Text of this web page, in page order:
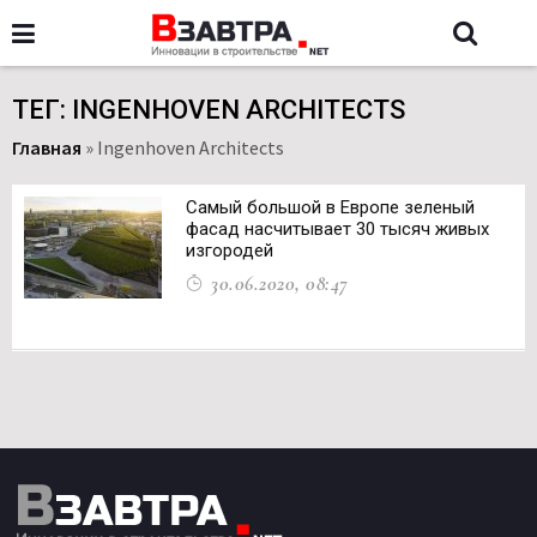
ТЕГ: INGENHOVEN ARCHITECTS
Главная » Ingenhoven Architects
Самый большой в Европе зеленый
фасад насчитывает 30 тысяч живых
изгородей
30.06.2020, 08:47